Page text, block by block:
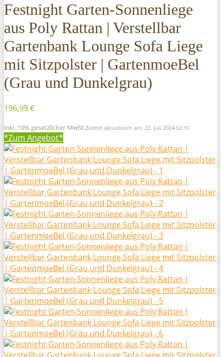
Festnight Garten-Sonnenliege
aus Poly Rattan | Verstellbar
Gartenbank Lounge Sofa Liege
mit Sitzpolster | GartenmoeBel
(Grau und Dunkelgrau)
196,99 €
inkl. 19% gesetzlicher MwSt.Zuletzt aktualisiert am: 22. Juli 2024 02:31
*Zum Angebot*